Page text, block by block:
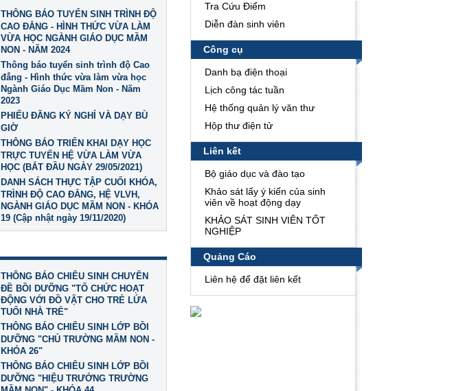
Tra Cứu Điểm
Diễn đàn sinh viên
Công cụ
Danh bạ điện thoại
Lịch công tác tuần
Hệ thống quản lý văn thư
Hộp thư điện tử
Liên kết
Bộ giáo dục và đào tạo
Khảo sát lấy ý kiến của sinh
viên về hoạt động dạy
KHẢO SÁT SINH VIÊN TỐT
NGHIỆP
Quảng Cáo
Liên hệ để đặt liên kết
THÔNG BÁO TUYỂN SINH TRÌNH ĐỘ
CAO ĐẲNG - HÌNH THỨC VỪA LÀM
VỪA HỌC NGÀNH GIÁO DỤC MẦM
NON - NĂM 2024
Thông báo tuyển sinh trình độ Cao
đẳng - Hình thức vừa làm vừa học
Ngành Giáo Dục Mầm Non - Năm
2023
PHIẾU ĐĂNG KÝ NGHỈ VÀ DẠY BÙ
GIỜ
THÔNG BÁO TRIỂN KHAI DẠY HỌC
TRỰC TUYẾN HỆ VỪA LÀM VỪA
HỌC (BẮT ĐẦU NGÀY 29/05/2021)
DANH SÁCH THỰC TẬP CUỐI KHÓA,
TRÌNH ĐỘ CAO ĐẲNG, HỆ VLVH,
NGÀNH GIÁO DỤC MẦM NON - KHÓA
19 (Cập nhật ngày 19/11/2020)
THÔNG BÁO CHIÊU SINH CHUYÊN
ĐỀ BỒI DƯỠNG "TỔ CHỨC HOẠT
ĐỘNG VỚI ĐỒ VẬT CHO TRẺ LỨA
TUỔI NHÀ TRẺ"
THÔNG BÁO CHIÊU SINH LỚP BỒI
DƯỠNG "CHỦ TRƯỜNG MẦM NON -
KHÓA 26"
THÔNG BÁO CHIÊU SINH LỚP BỒI
DƯỠNG "HIỆU TRƯỞNG TRƯỜNG